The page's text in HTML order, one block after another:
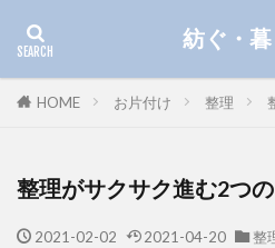
紡ぐ・
HOME お片付け 整理
整理がサクサク進む2つ
2021-02-02 2021-04-20 整